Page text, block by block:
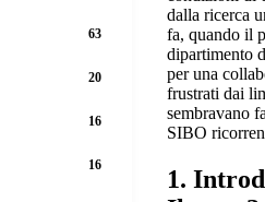
dalla ricerca
fa, quando il
dipartimento
per una
frustrati dai
sembravano
SIBO
1.
63
20
16
16